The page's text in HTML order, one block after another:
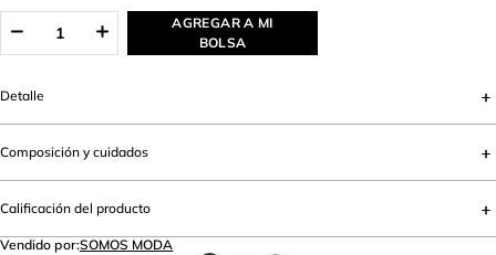
AGREGAR A MI
BOLSA
Detalle
Composición y cuidados
Calificación del producto
Vendido por:SOMOS MODA